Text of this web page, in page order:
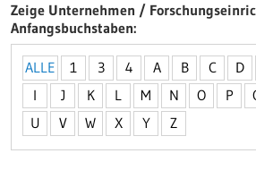
Zeige Unternehmen /
Anfangsbuchstaben
ALLE 1 3 4 A B C D
I
J K L M N O P
U
V W X Y Z